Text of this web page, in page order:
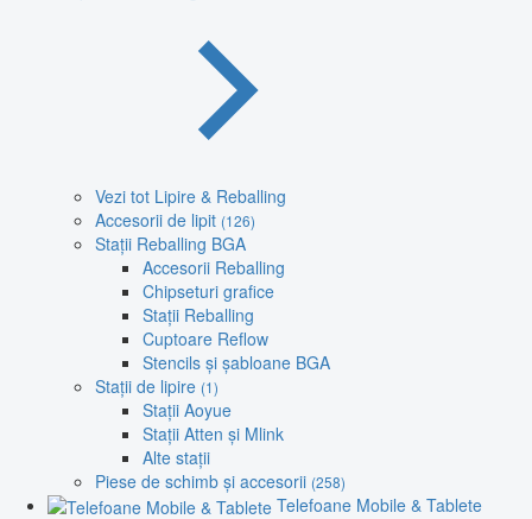
Vezi tot Lipire & Reballing
Accesorii de lipit (126)
Stații Reballing BGA
Accesorii Reballing
Chipseturi grafice
Stații Reballing
Cuptoare Reflow
Stencils și șabloane BGA
Stații de lipire (1)
Stații Aoyue
Stații Atten și Mlink
Alte stații
Piese de schimb și accesorii (258)
Telefoane Mobile & Tablete